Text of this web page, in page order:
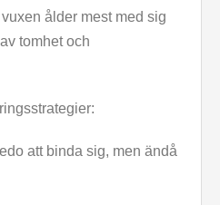
ålder mest med sig
tomhet och
att binda sig, men ändå